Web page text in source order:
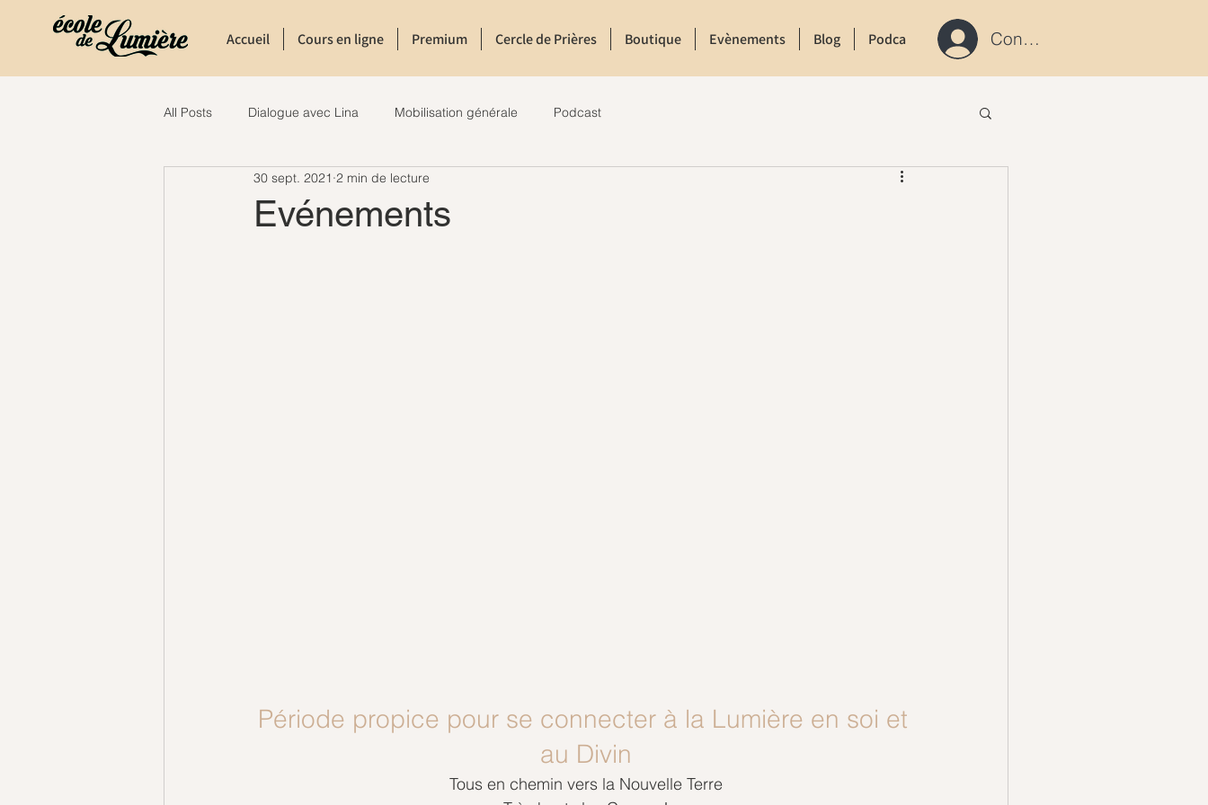
Accueil Cours en ligne Premium Cercle de Prières Boutique Evènements Blog Podcast ContactConnexion / S'inscrire
All Posts Dialogue avec Lina Mobilisation générale Podcast
Evénements
30 sept. 2021 2 min de lecture
Période propice pour se connecter à la Lumière en soi et
au Divin
Tous en chemin vers la Nouvelle Terre